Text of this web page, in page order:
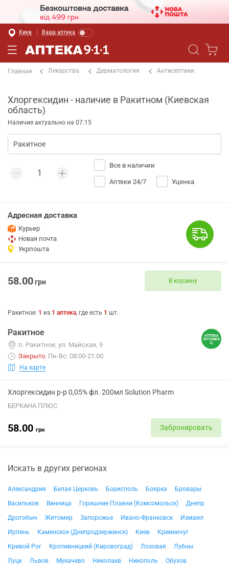
Киев Ваша аптека
Главная Лекарства Дерматология Антисептики
Хлоргексидин - наличие в Ракитном (Киевская
область)
Наличие актуально на 07:15
Все в наличии
Аптеки 24/7 Уценка
Адресная доставка
Курьер
Новая почта
Укрпошта
58.00грн В корзину
Ракитное: 1 из 1 аптека, где есть 1 шт.
Ракитное
п. Ракитное, ул. Майская, 9
Закрыто. Пн-Вс: 08:00-21:00
На карте
Хлоргексидин р-р 0,05% фл. 200мл Solution Pharm
БЕРКАНА ПЛЮС
58.00 грн Забронировать
Искать в других регионах
Александрия Белая Церковь Борисполь Боярка
Бровары
Васильков
Винница Горишние Плавни (Комсомольск)
Днепр
Дрогобыч
Житомир Запорожье Ивано-Франковск
Измаил
Ирпень
Каменское (Днепродзержинск) Киев
Кременчуг
Кривой Рог
Кропивницкий (Кировоград) Лозовая
Лубны
Луцк
Львов Мукачево Николаев Никополь
Обухов